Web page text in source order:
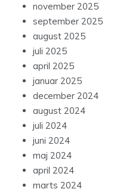
november 2025
september 2025
august 2025
juli 2025
april 2025
januar 2025
december 2024
august 2024
juli 2024
juni 2024
maj 2024
april 2024
marts 2024